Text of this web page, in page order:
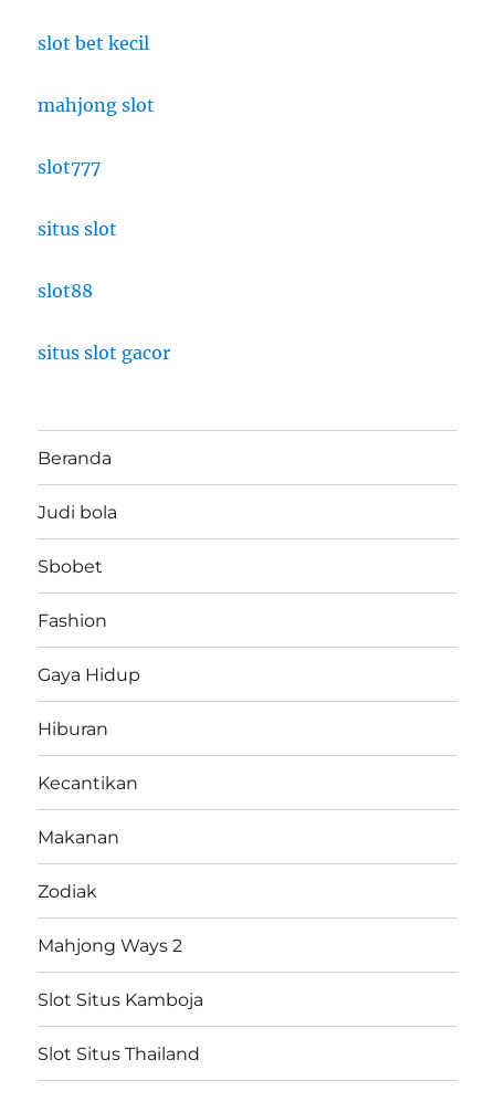
slot bet kecil
mahjong slot
slot777
situs slot
slot88
situs slot gacor
Beranda
Judi bola
Sbobet
Fashion
Gaya Hidup
Hiburan
Kecantikan
Makanan
Zodiak
Mahjong Ways 2
Slot Situs Kamboja
Slot Situs Thailand